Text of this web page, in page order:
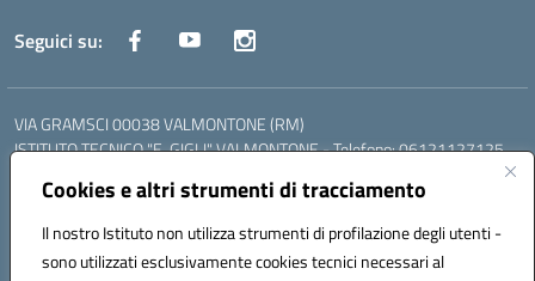
Cookies e altri strumenti di tracciamento
Il nostro Istituto non utilizza strumenti di profilazione degli utenti -
sono utilizzati esclusivamente cookies tecnici necessari al
Seguici su:
VIA GRAMSCI 00038 VALMONTONE (RM)
ISTITUTO TECNICO "E. GIGLI" VALMONTONE - Telefono: 06121127125
06121126825
LICEO DELLE SCIENZE UMANE "P.L. NERVI" SEGNI - Telefono:
Mail: RMIS099002@istruzione.it - PEC: RMIS099002@pec.istruzione.it